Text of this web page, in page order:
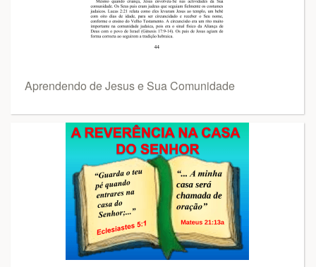
Aprendendo de Jesus e Sua Comunidade